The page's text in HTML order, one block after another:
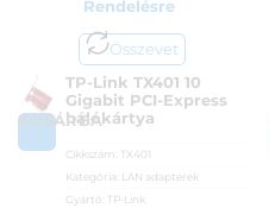
Rendelésre
Összevet
KOSÁRBA
TP-Link TX401 10
Gigabit PCI-Express
hálókártya
Cikkszám:
TX401
Kategória: LAN adapterek
Gyártó:
TP-Link